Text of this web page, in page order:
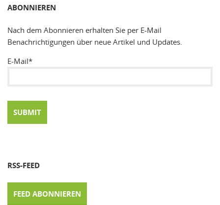
ABONNIEREN
Nach dem Abonnieren erhalten Sie per E-Mail
Benachrichtigungen über neue Artikel und Updates.
E-Mail*
RSS-FEED
FEED ABONNIEREN